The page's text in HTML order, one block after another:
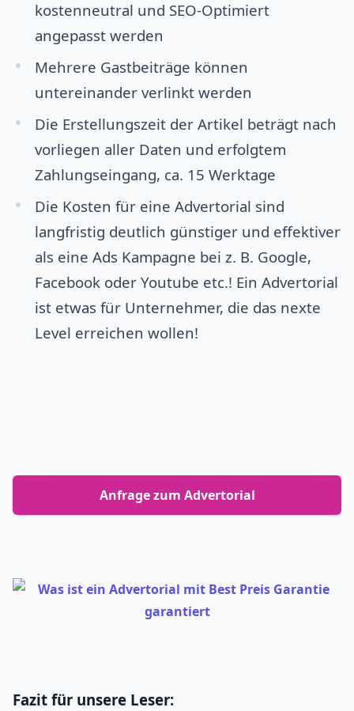
kostenneutral und SEO-Optimiert
angepasst werden
Mehrere Gastbeiträge können
untereinander verlinkt werden
Die Erstellungszeit der Artikel beträgt nach
vorliegen aller Daten und erfolgtem
Zahlungseingang, ca. 15 Werktage
Die Kosten für eine Advertorial sind
langfristig deutlich günstiger und effektiver
als eine Ads Kampagne bei z. B. Google,
Facebook oder Youtube etc.! Ein Advertorial
ist etwas für Unternehmer, die das nexte
Level erreichen wollen!
Anfrage zum Advertorial
Fazit für unsere Leser: